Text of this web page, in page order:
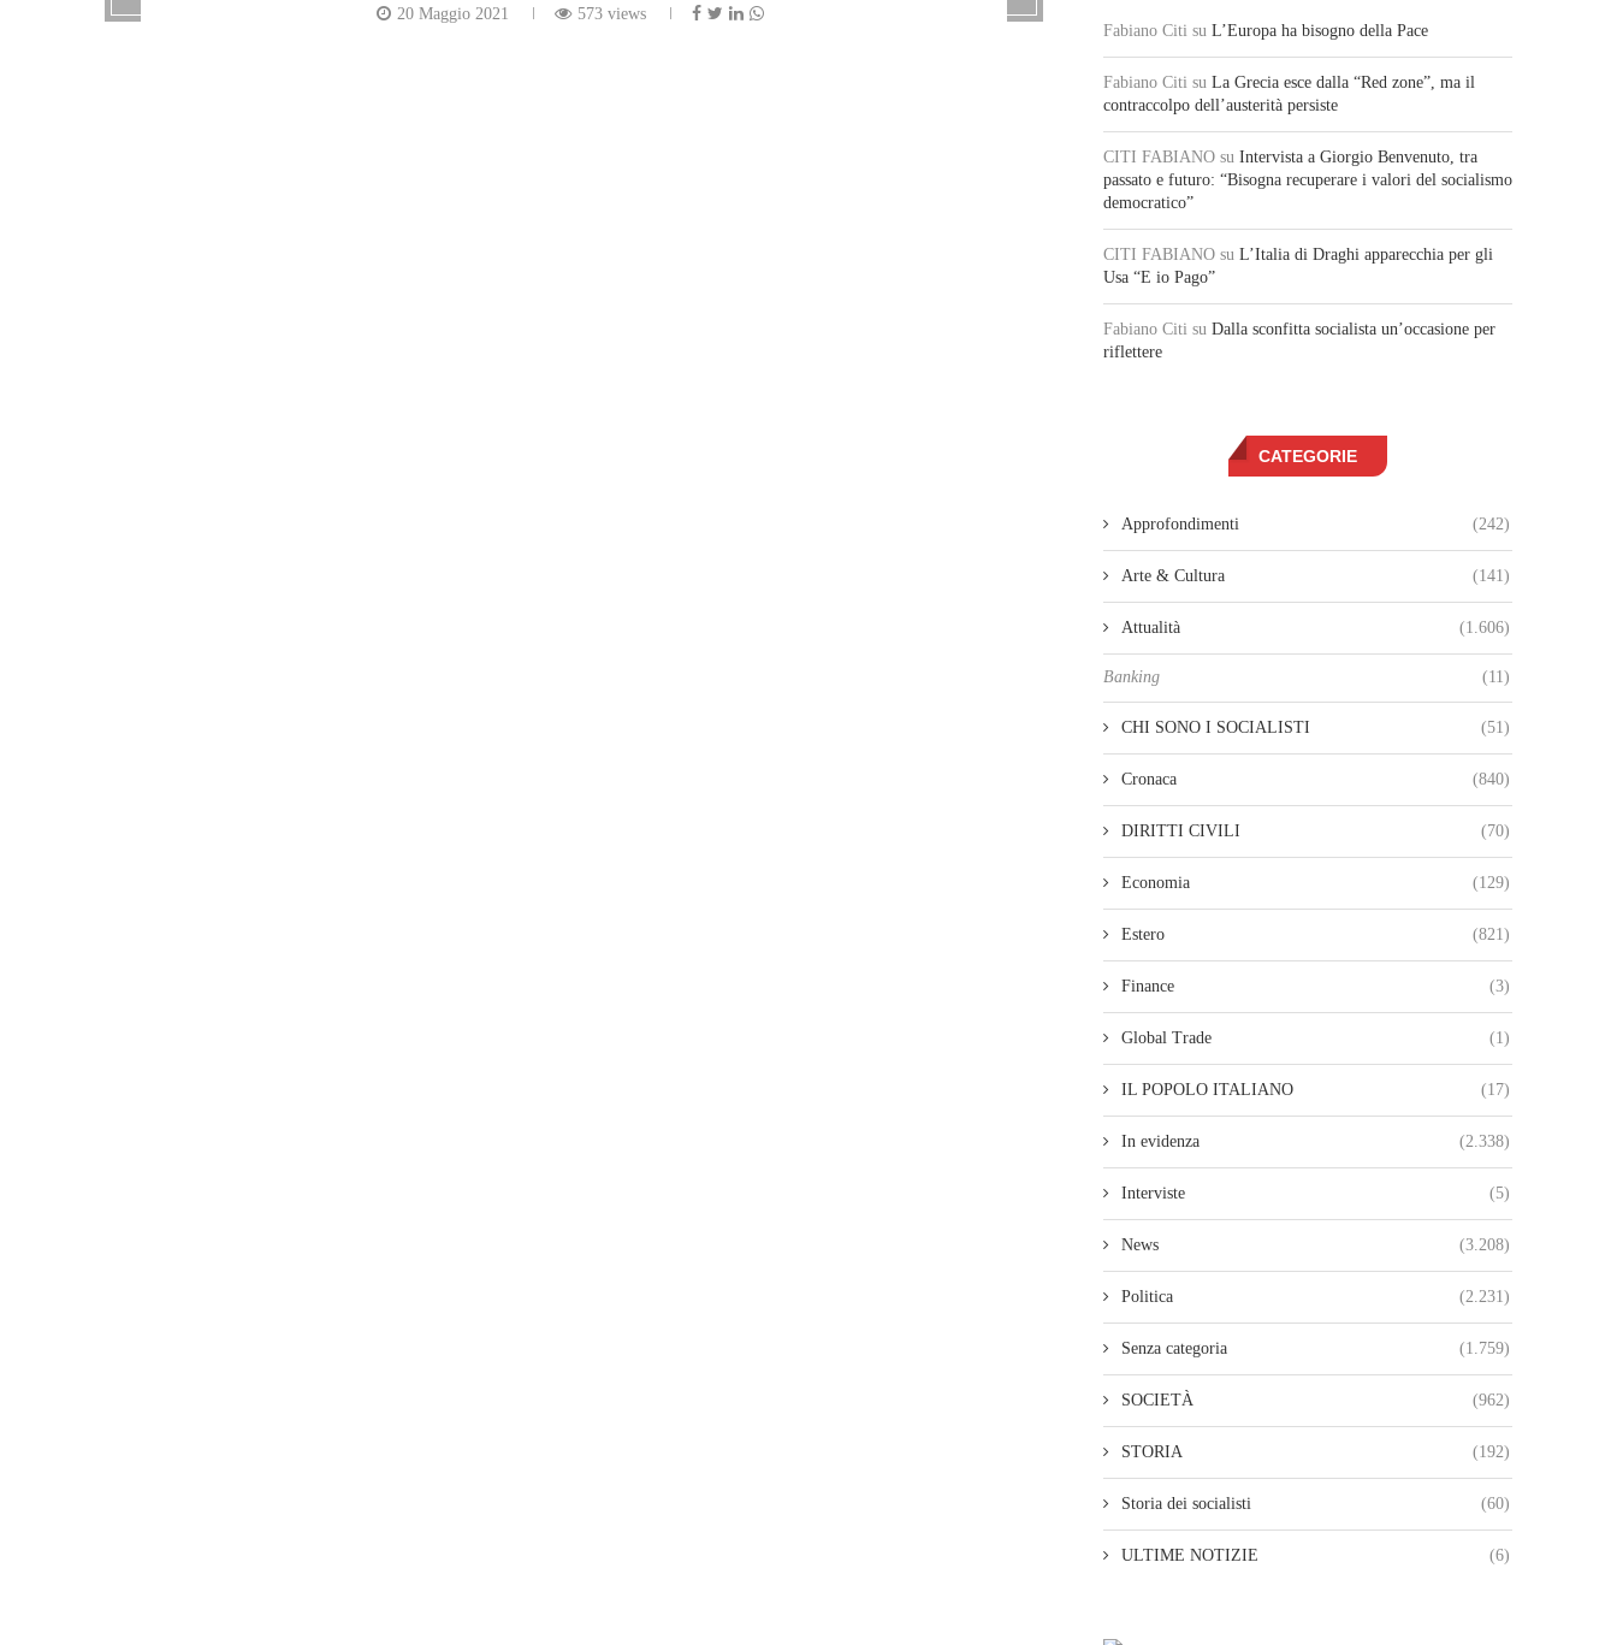
20 Maggio 2021 573 views
Fabiano Citi su L’Europa ha bisogno della Pace
Fabiano Citi su La Grecia esce dalla “Red zone”, ma il
contraccolpo dell’austerità persiste
CITI FABIANO su Intervista a Giorgio Benvenuto, tra
passato e futuro: “Bisogna recuperare i valori del socialismo
democratico”
CITI FABIANO su L’Italia di Draghi apparecchia per gli
Usa “E io Pago”
Fabiano Citi su Dalla sconfitta socialista un’occasione per
riflettere
CATEGORIE
Approfondimenti (242)
Arte & Cultura (141)
Attualità (1.606)
Banking (11)
CHI SONO I SOCIALISTI (51)
Cronaca (840)
DIRITTI CIVILI (70)
Economia (129)
Estero (821)
Finance (3)
Global Trade (1)
IL POPOLO ITALIANO (17)
In evidenza (2.338)
Interviste (5)
News (3.208)
Politica (2.231)
Senza categoria (1.759)
SOCIETÀ (962)
STORIA (192)
Storia dei socialisti (60)
ULTIME NOTIZIE (6)